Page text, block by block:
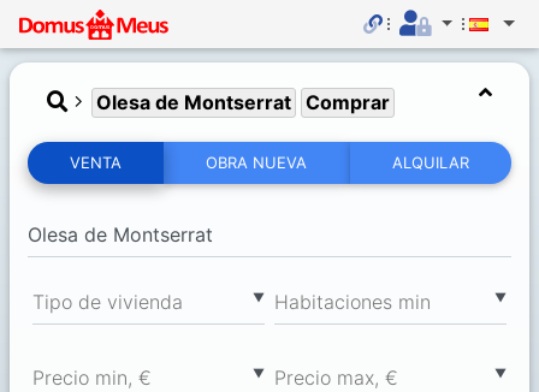
Olesa de Montserrat Comprar
VENTA OBRA NUEVA ALQUILAR
▼
Tipo de vivienda ▼
Habitaciones min
▼
Precio min, € ▼
Precio max, €